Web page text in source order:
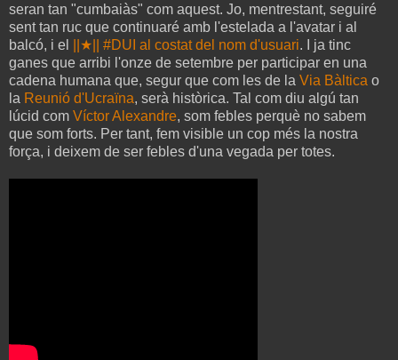
seran tan "cumbaiàs" com aquest. Jo, mentrestant, seguiré
sent tan ruc que continuaré amb l'estelada a l'avatar i al
balcó, i el
||★|| #DUI al costat del nom d'usuari. I ja tinc
ganes que arribi l'onze de setembre per participar en una
cadena humana que, segur que com les de la Via Bàltica o
la Reunió d'Ucraïna, serà històrica. Tal com diu algú tan
lúcid com Víctor Alexandre, som febles perquè no sabem
que som forts. Per tant, fem visible un cop més la nostra
força, i deixem de ser febles d'una vegada per totes.